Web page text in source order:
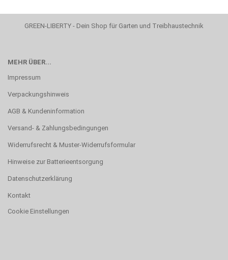
GREEN-LIBERTY - Dein Shop für Garten und Treibhaustechnik
MEHR ÜBER...
Impressum
Verpackungshinweis
AGB & Kundeninformation
Versand- & Zahlungsbedingungen
Widerrufsrecht & Muster-Widerrufsformular
Hinweise zur Batterieentsorgung
Datenschutzerklärung
Kontakt
Cookie Einstellungen